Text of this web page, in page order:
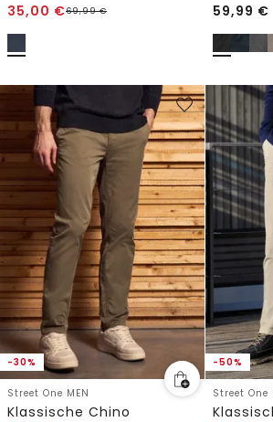
35,00 €69,99€
59,99 €
-30%
Street One MEN
Klassische Chino
-50%
Street One